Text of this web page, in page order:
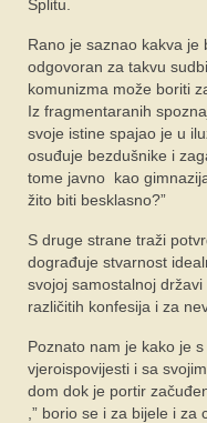
Splitu.
Rano je saznao kakva je
odgovoran za takvu
komunizma može boriti
Iz fragmentaranih
svoje istine spajao je u
osuđuje bezdušnike i
tome javno kao
žito biti besklasno?”
S druge strane traži
dograđuje stvarnost
svojoj samostalnoj
različitih konfesija i za
Poznato nam je kako je
vjeroispovijesti i sa
dom dok je portir
,” borio se i za bijele i